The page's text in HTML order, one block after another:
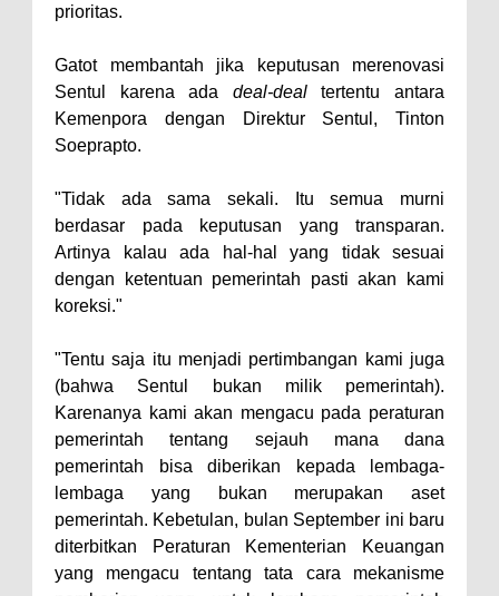
prioritas.
Gatot membantah jika keputusan merenovasi
Sentul karena ada deal-dealtertentu antara
Kemenpora dengan Direktur Sentul, Tinton
Soeprapto.
"Tidak ada sama sekali. Itu semua murni
berdasar pada keputusan yang transparan.
Artinya kalau ada hal-hal yang tidak sesuai
dengan ketentuan pemerintah pasti akan kami
koreksi."
"Tentu saja itu menjadi pertimbangan kami juga
(bahwa Sentul bukan milik pemerintah).
Karenanya kami akan mengacu pada peraturan
pemerintah tentang sejauh mana dana
pemerintah bisa diberikan kepada lembaga-
lembaga yang bukan merupakan aset
pemerintah. Kebetulan, bulan September ini baru
diterbitkan Peraturan Kementerian Keuangan
yang mengacu tentang tata cara mekanisme